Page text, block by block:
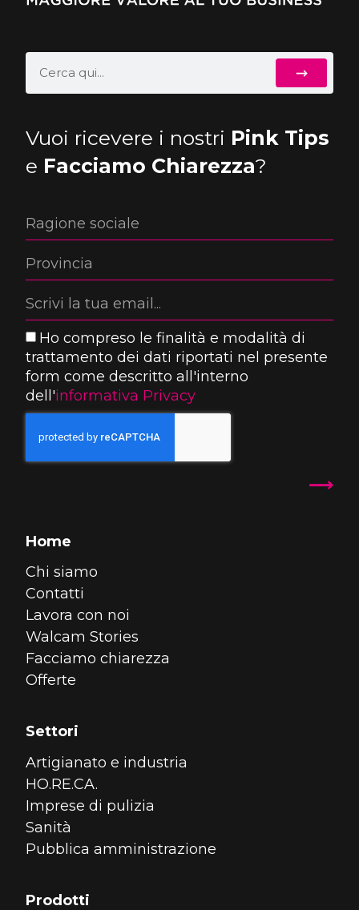
Vuoi ricevere i nostri Pink Tips
e Facciamo Chiarezza?
Ho compreso le finalità e modalità di
trattamento dei dati riportati nel presente
form come descritto all'interno
dell'informativa Privacy
Home
Chi siamo
Contatti
Lavora con noi
Walcam Stories
Facciamo chiarezza
Offerte
Settori
Artigianato e industria
HO.RE.CA.
Imprese di pulizia
Sanità
Pubblica amministrazione
Prodotti